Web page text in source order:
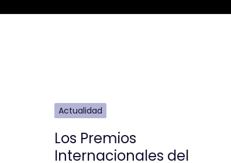
Actualidad
Los Premios
Internacionales del